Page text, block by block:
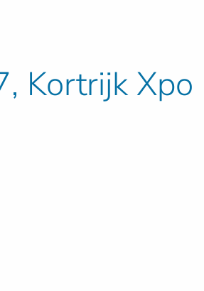
Kortrijk Xpo